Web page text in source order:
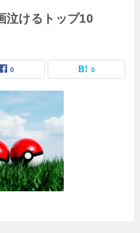
泣けるトップ10
0 0